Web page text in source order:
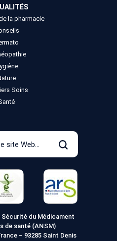
la pharmacie
Soins
Rechercher
du Médicament
de santé (ANSM)
– 93285 Saint Denis